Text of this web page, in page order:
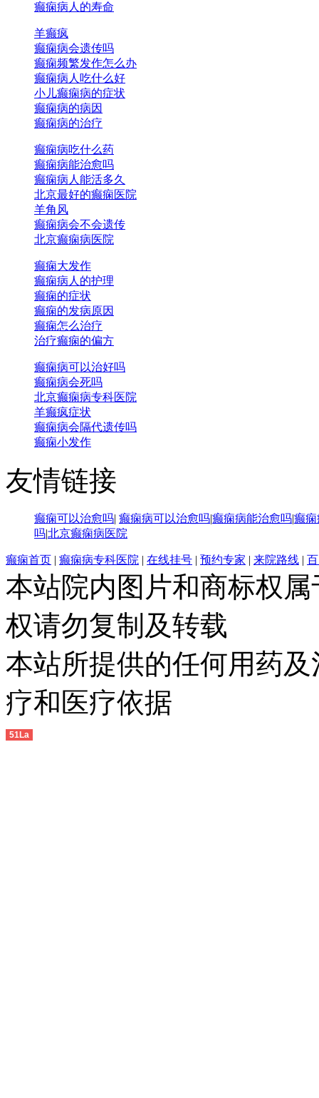
癫痫病人的寿命
羊癫疯
癫痫病会遗传吗
癫痫频繁发作怎么办
癫痫病人吃什么好
小儿癫痫病的症状
癫痫病的病因
癫痫病的治疗
癫痫病吃什么药
癫痫病能治愈吗
癫痫病人能活多久
北京最好的癫痫医院
羊角风
癫痫病会不会遗传
北京癫痫病医院
癫痫大发作
癫痫病人的护理
癫痫的症状
癫痫的发病原因
癫痫怎么治疗
治疗癫痫的偏方
癫痫病可以治好吗
癫痫病会死吗
北京癫痫病专科医院
羊癫疯症状
癫痫病会隔代遗传吗
癫痫小发作
友情链接
癫痫可以治愈吗| 癫痫病可以治愈吗|癫痫病能治愈吗|癫
吗|北京癫痫病医院
癫痫首页 | 癫痫病专科医院 | 在线挂号 | 预约专家 | 来院路线 |
本站院内图片和商标权
权请勿复制及转载
本站所提供的任何用药
疗和医疗依据
51La